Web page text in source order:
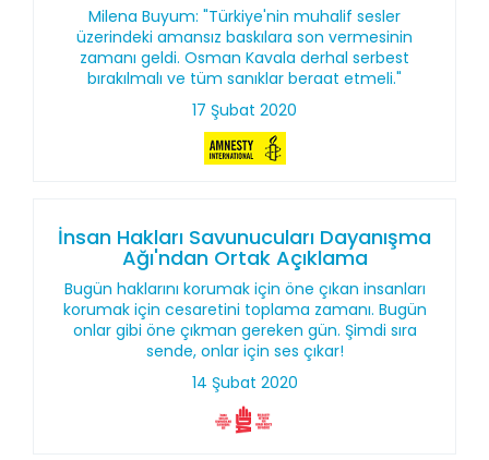
Milena Buyum: "Türkiye'nin muhalif sesler
üzerindeki amansız baskılara son vermesinin
zamanı geldi. Osman Kavala derhal serbest
bırakılmalı ve tüm sanıklar beraat etmeli."
17 Şubat 2020
İnsan Hakları Savunucuları Dayanışma
Ağı'ndan Ortak Açıklama
Bugün haklarını korumak için öne çıkan insanları
korumak için cesaretini toplama zamanı. Bugün
onlar gibi öne çıkman gereken gün. Şimdi sıra
sende, onlar için ses çıkar!
14 Şubat 2020